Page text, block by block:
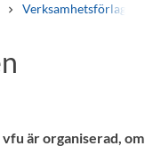
Verksamhetsförlagd
är organiserad, om